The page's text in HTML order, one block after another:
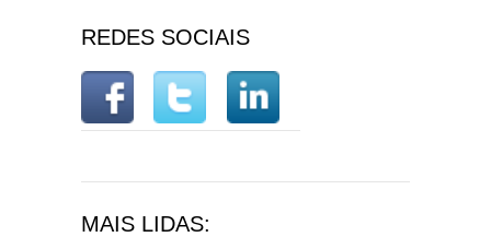
REDES SOCIAIS
MAIS LIDAS: